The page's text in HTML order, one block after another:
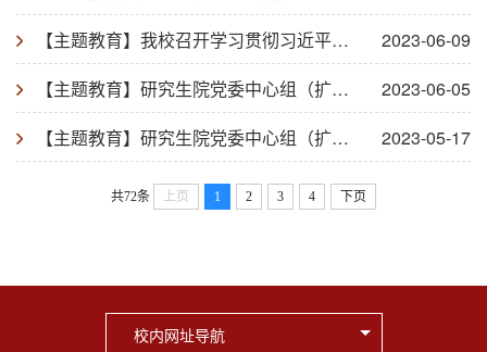
2023-06-09
【主题教育】我校召开学习贯彻习近平新时代中国特色社会主义思想主题教育专业学位硕士研究生代表座谈会
2023-06-05
【主题教育】研究生院党委中心组（扩大）召开“以学增智强本领”专题学习研讨会
2023-05-17
【主题教育】研究生院党委中心组（扩大）召开“以学铸魂践忠诚”专题学习研讨会
共72条 上页 1 2 3 4 下页
校内网址导航